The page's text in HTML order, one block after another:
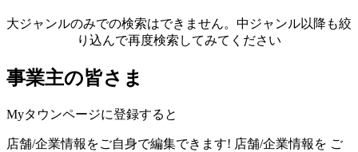
大ジャンルのみでの検索はできません。中ジャンル以降も絞
り込んで再度検索してみてください
事業主の皆さま
Myタウンページに登録すると
店舗/企業情報をご自身で編集できます! 店舗/企業情報を ご